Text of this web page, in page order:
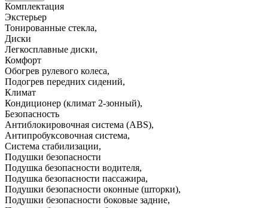
Комплектация
Экстерьер
Тонированные стекла,
Диски
Легкосплавные диски,
Комфорт
Обогрев рулевого колеса,
Подогрев передних сидений,
Климат
Кондиционер (климат 2-зонный),
Безопасность
Антиблокировочная система (ABS),
Антипробуксовочная система,
Система стабилизации,
Подушки безопасности
Подушка безопасности водителя,
Подушка безопасности пассажира,
Подушки безопасности оконные (шторки),
Подушки безопасности боковые задние,